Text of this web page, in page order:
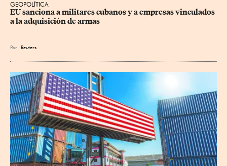
GEOPOLÍTICA
EU sanciona a militares cubanos y a empresas vinculados
a la adquisición de armas
Por Reuters